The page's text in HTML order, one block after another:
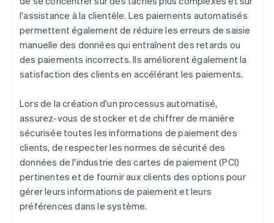
l'assistance à la clientèle. Les paiements automatisés
permettent également de réduire les erreurs de saisie
manuelle des données qui entraînent des retards ou
des paiements incorrects. Ils améliorent également la
satisfaction des clients en accélérant les paiements.
Lors de la création d'un processus automatisé,
assurez-vous de stocker et de chiffrer de manière
sécurisée toutes les informations de paiement des
clients, de respecter les normes de sécurité des
données de l'industrie des cartes de paiement (PCI)
pertinentes et de fournir aux clients des options pour
gérer leurs informations de paiement et leurs
préférences dans le système.